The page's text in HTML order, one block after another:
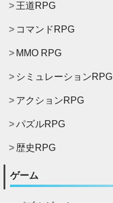
王道RPG
コマンドRPG
MMO RPG
シミュレーションRPG
アクションRPG
パズルRPG
歴史RPG
ゲーム